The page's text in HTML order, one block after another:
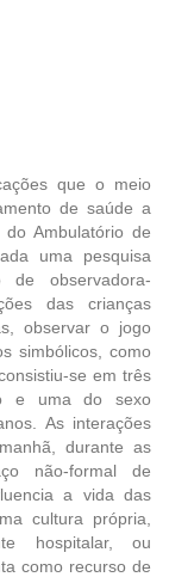
que o meio
de saúde a
Ambulatório de
uma pesquisa
observadora-
das crianças
observar o jogo
simbólicos, como
se em três
e uma do sexo
As interações
durante as
não-formal de
a vida das
cultura própria,
hospitalar, ou
como recurso de